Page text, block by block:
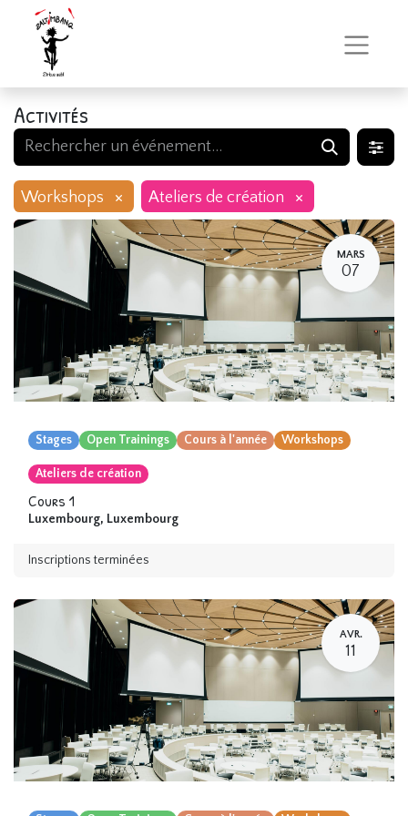
Activités
Workshops × Ateliers de création ×
MARS
07
Stages Open Trainings Cours à l'année Workshops
Ateliers de création
Cours 1
Luxembourg, Luxembourg
Inscriptions terminées
AVR.
11